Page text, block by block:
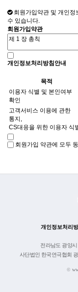
회원가입약관 및 개인정
수 있습니다.
회원가입약관
개인정보처리방침안내
목적
이용자 식별 및 본인여부
확인
고객서비스 이용에 관한
통지,
CS대응을 위한 이용자 식
회원가입 약관에 모두
개인정보처리
전라남도 광양
사단법인 한국연극협회
©